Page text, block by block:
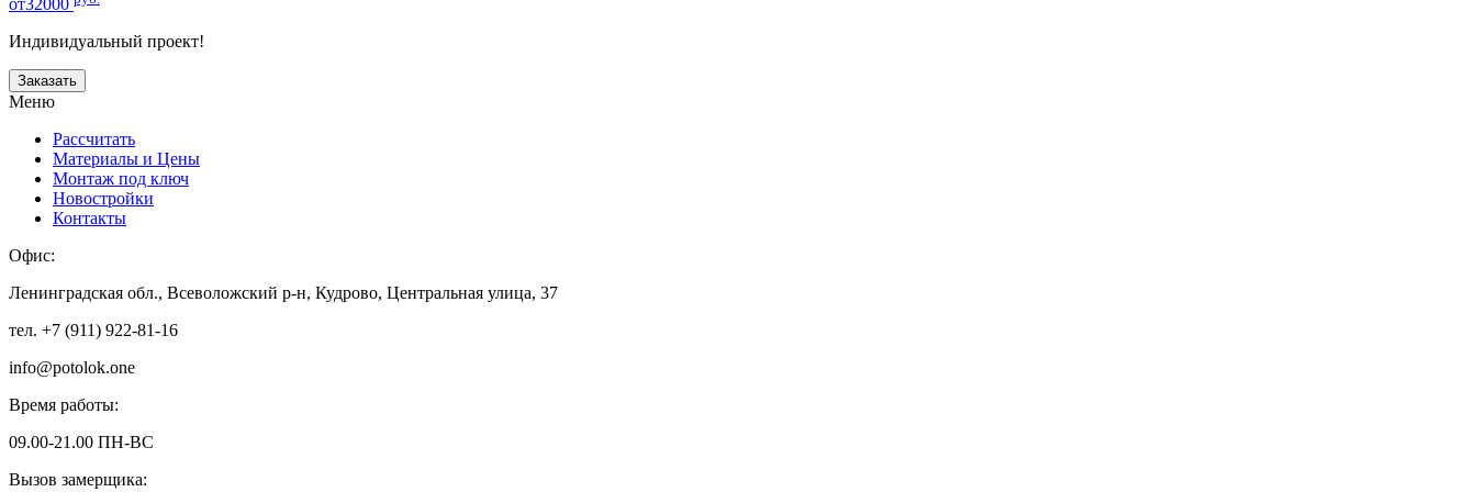
Индивидуальный проект!
Заказать
Меню
Рассчитать
Материалы и Цены
Монтаж под ключ
Новостройки
Контакты
Офис:
Ленинградская обл., Всеволожский р-н, Кудрово, Центральная улица, 37
тел. +7 (911) 922-81-16
info@potolok.one
Время работы:
09.00-21.00 ПН-ВС
Вызов замерщика: